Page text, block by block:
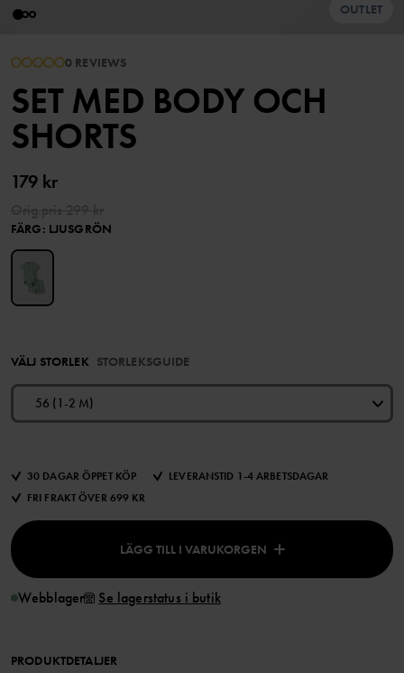
OUTLET
0 REVIEWS
SET MED BODY OCH
SHORTS
179 kr
FÄRG: LJUSGRÖN
VÄLJ STORLEK STORLEKSGUIDE
56 (1-2 M)
30 DAGAR ÖPPET KÖP
LEVERANSTID 1-4 ARBETSDAGAR
FRI FRAKT ÖVER 699 KR
LÄGG TILL I VARUKORGEN
Webblager Se lagerstatus i butik
PRODUKTDETALJER